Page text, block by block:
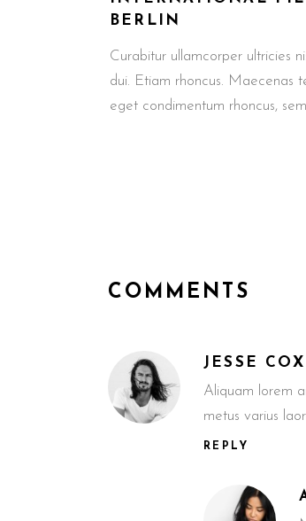
BERLIN
Curabitur ullamcorper ultricies
dui. Etiam rhoncus. Maecenas
eget condimentum rhoncus,
COMMENTS
JESSE COX
Aliquam lorem
metus varius
REPLY